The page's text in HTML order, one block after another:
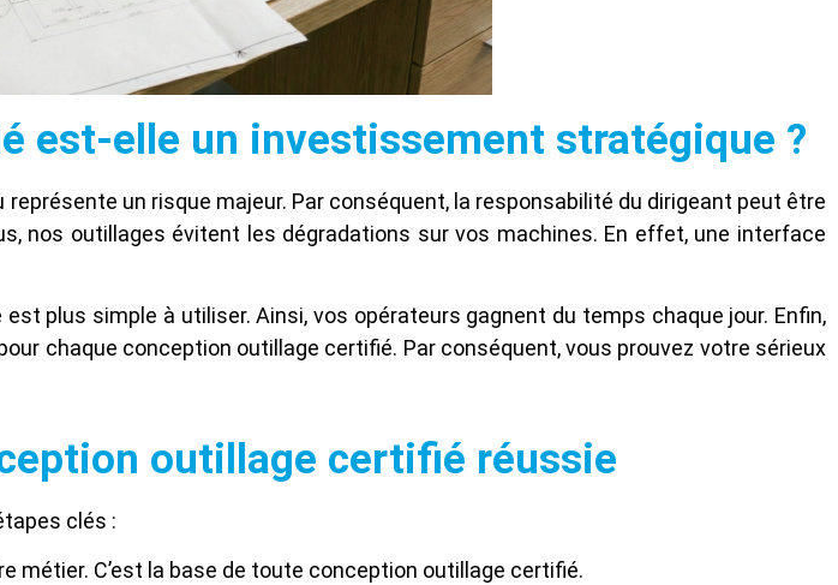
est-elle un investissement stratégique ?
représente un risque majeur. Par conséquent, la responsabilité du dirigeant peut être
nos outillages évitent les dégradations sur vos machines. En effet, une interface
plus simple à utiliser. Ainsi, vos opérateurs gagnent du temps chaque jour. Enfin,
chaque conception outillage certifié. Par conséquent, vous prouvez votre sérieux
outillage certifié réussie
clés :
métier. C’est la base de toute conception outillage certifié.